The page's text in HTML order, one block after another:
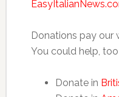
Donations pay our
You could help,
Donate in